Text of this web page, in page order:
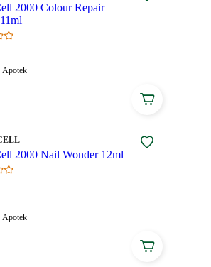
2000 Colour Repair
Apotek:
Apotek
2000 Nail Wonder 12ml
Apotek:
Apotek